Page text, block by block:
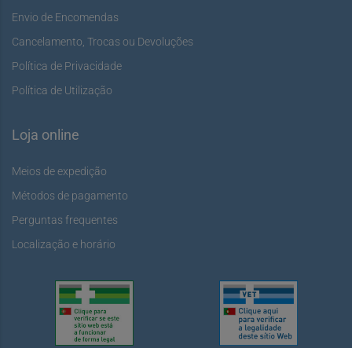
Envio de Encomendas
Cancelamento, Trocas ou Devoluções
Política de Privacidade
Política de Utilização
Loja online
Meios de expedição
Métodos de pagamento
Perguntas frequentes
Localização e horário